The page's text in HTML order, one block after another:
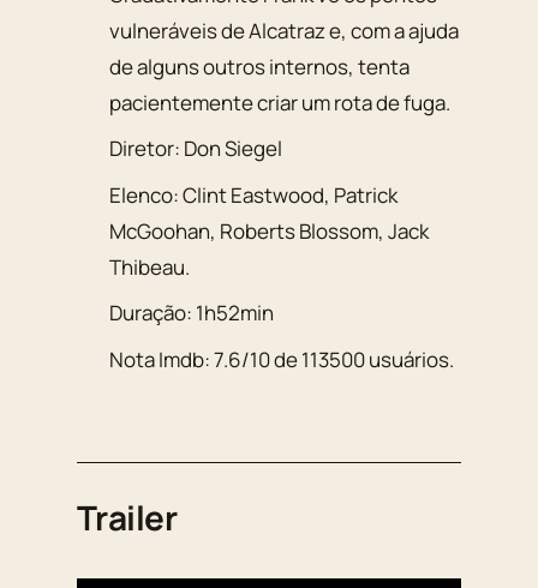
vulneráveis de Alcatraz e, com a ajuda
de alguns outros internos, tenta
pacientemente criar um rota de fuga.
Diretor: Don Siegel
Elenco:Clint Eastwood, Patrick
McGoohan, Roberts Blossom,Jack
Thibeau.
Duração: 1h52min
Nota Imdb:7.6/10de113500usuários.
Trailer